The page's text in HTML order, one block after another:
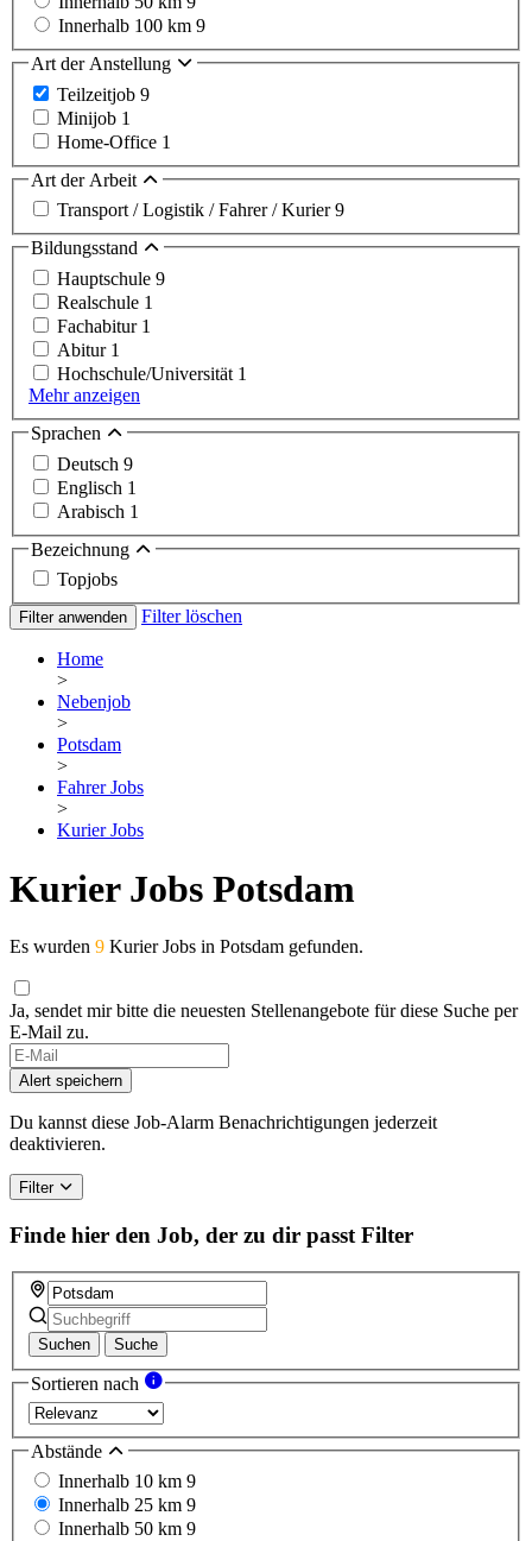
Innerhalb 100 km 9
Art der Anstellung
Teilzeitjob 9
Minijob 1
Home-Office 1
Art der Arbeit
Transport / Logistik / Fahrer / Kurier9
Bildungsstand
Hauptschule 9
Realschule 1
Fachabitur 1
Abitur 1
Hochschule/Universität 1
Mehr anzeigen
Sprachen
Deutsch 9
Englisch 1
Arabisch 1
Bezeichnung
Topjobs
Filter anwenden Filter löschen
Home
>
Nebenjob
>
Potsdam
>
Fahrer Jobs
>
Kurier Jobs
Kurier Jobs Potsdam
Es wurden 9 Kurier Jobs in Potsdam gefunden.
Ja, sendet mir bitte die neuesten Stellenangebote für diese Suche per
E-Mail zu.
Alert speichern
Du kannst diese Job-Alarm Benachrichtigungen jederzeit
deaktivieren.
Filter
Finde hier den Job, der zu dir passt Filter
Suchen Suche
Sortieren nach
Abstände
Innerhalb 10 km 9
Innerhalb 25 km 9
Innerhalb 50 km 9